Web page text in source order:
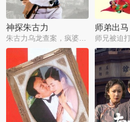
神探朱古力
朱古力乌龙查案，疯婆子神助攻
师弟出